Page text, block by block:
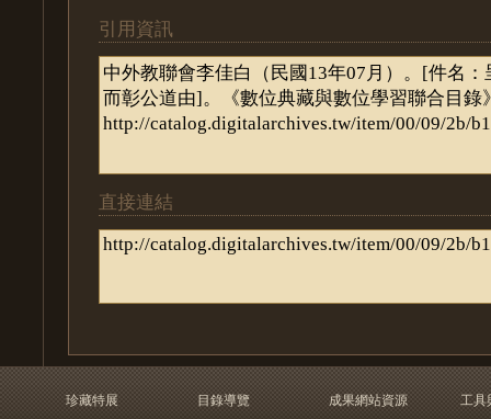
引用資訊
直接連結
珍藏特展
目錄導覽
成果網站資源
工具